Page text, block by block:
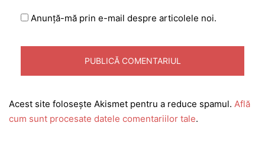
Anunță-mă prin e-mail despre articolele noi.
Acest site folosește Akismet pentru a reduce spamul. Află
cum sunt procesate datele comentariilor tale.